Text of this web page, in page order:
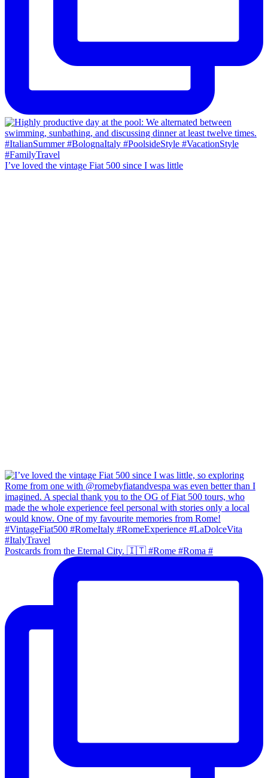
I’ve loved the vintage Fiat 500 since I was little
Postcards from the Eternal City. 🇮🇹 #Rome #Roma #